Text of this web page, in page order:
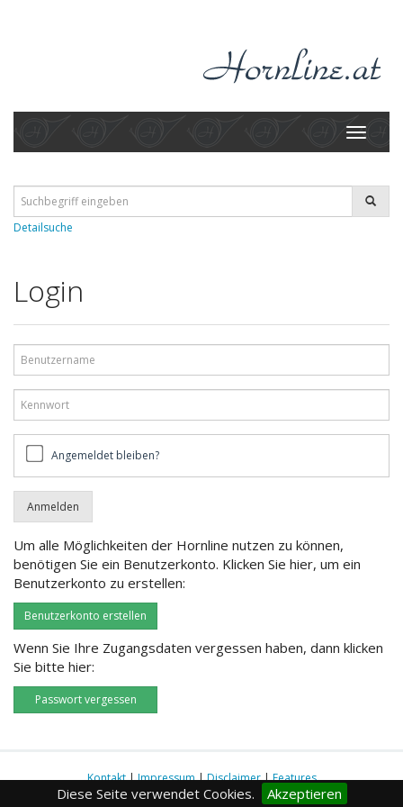
Diese Seite verwendet Cookies. Akzeptieren
Toggle
Detailsuche
Login
bleiben?Angemeldet bleiben?
Um alle Möglichkeiten der Hornline nutzen zu können,
benötigen Sie ein Benutzerkonto. Klicken Sie hier, um ein
Benutzerkonto zu erstellen:
Benutzerkonto erstellen
Wenn Sie Ihre Zugangsdaten vergessen haben, dann klicken
Sie bitte hier:
Passwort vergessen
Kontakt|Impressum|Disclaimer|Features